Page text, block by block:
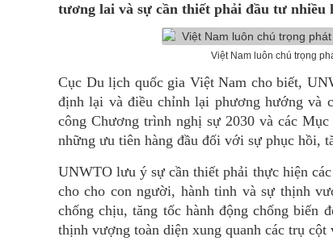
tương lai và sự cần thiết phải đầu tư nhiều
Việt Nam luôn chú trọng
Cục Du lịch quốc gia Việt Nam cho biết,
định lại và điều chỉnh lại phương hướng và
công Chương trình nghị sự 2030 và các
những ưu tiên hàng đầu đối với sự phục hồi,
UNWTO lưu ý sự cần thiết phải thực hiện
cho cho con người, hành tinh và sự thịnh
chống chịu, tăng tốc hành động chống biến
thịnh vượng toàn diện xung quanh các trụ